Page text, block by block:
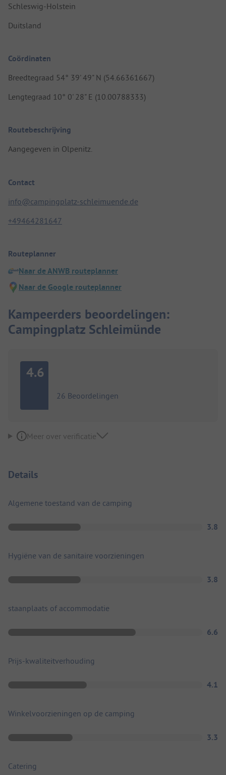
Schleswig-Holstein
Duitsland
Coördinaten
Breedtegraad 54° 39' 49" N (54.66361667)
Lengtegraad 10° 0' 28" E (10.00788333)
Routebeschrijving
Aangegeven in Olpenitz.
Contact
info@campingplatz-schleimuende.de
+49464281647
Routeplanner
Naar de ANWB routeplanner
Naar de Google routeplanner
Kampeerders beoordelingen:
Campingplatz Schleimünde
4.6
26 Beoordelingen
Meer over verificatie
Details
Algemene toestand van de camping
3.8
Hygiëne van de sanitaire voorzieningen
3.8
staanplaats of accommodatie
6.6
Prijs-kwaliteitverhouding
4.1
Winkelvoorzieningen op de camping
3.3
Catering